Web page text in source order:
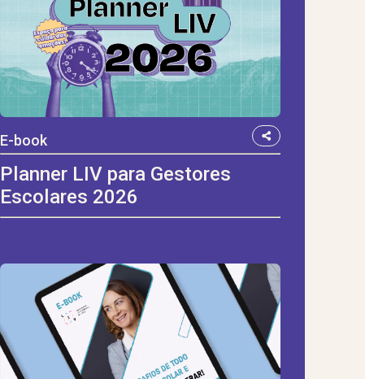
E-book
Planner LIV para Gestores
Escolares 2026